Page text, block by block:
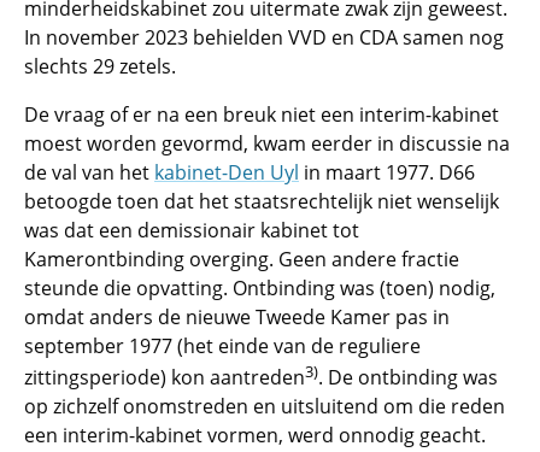
minderheidskabinet zou uitermate zwak zijn geweest.
In november 2023 behielden VVD en CDA samen nog
slechts 29 zetels.
De vraag of er na een breuk niet een interim-kabinet
moest worden gevormd, kwam eerder in discussie na
de val van het kabinet-Den Uyl in maart 1977. D66
betoogde toen dat het staatsrechtelijk niet wenselijk
was dat een demissionair kabinet tot
Kamerontbinding overging. Geen andere fractie
steunde die opvatting. Ontbinding was (toen) nodig,
omdat anders de nieuwe Tweede Kamer pas in
september 1977 (het einde van de reguliere
zittingsperiode) kon aantreden3). De ontbinding was
op zichzelf onomstreden en uitsluitend om die reden
een interim-kabinet vormen, werd onnodig geacht.